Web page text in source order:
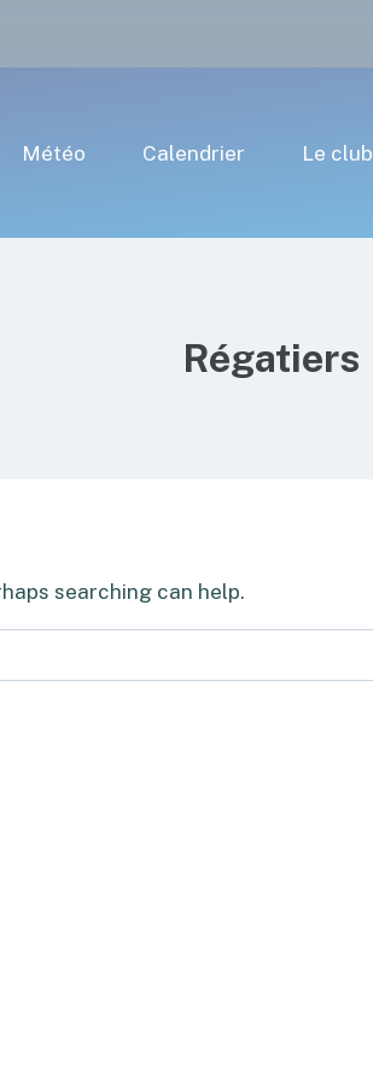
Météo Calendrier Le club
Régatiers
searching can help.